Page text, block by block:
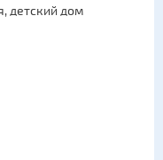
,детский дом